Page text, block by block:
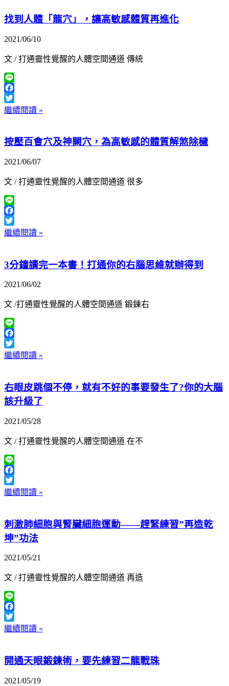
找到人體「龍穴」，讓高敏感體質再進化
2021/06/10
文 / 打通靈性覺醒的人體空間通道 傳統
Line
Facebook
Twitter
繼續閱讀 »
按壓百會穴及神闕穴，為高敏感的體質解煞除穢
2021/06/07
文 / 打通靈性覺醒的人體空間通道 很多
Line
Facebook
Twitter
繼續閱讀 »
3分鐘讀完一本書！打通你的右腦思維就辦得到
2021/06/02
文 /打通靈性覺醒的人體空間通道 鍛鍊右
Line
Facebook
Twitter
繼續閱讀 »
右眼皮跳個不停，就有不好的事要發生了?你的大腦
該升級了
2021/05/28
文 / 打通靈性覺醒的人體空間通道 在不
Line
Facebook
Twitter
繼續閱讀 »
刺激肺細胞與腎臟細胞運動——趕緊練習”再造乾
坤”功法
2021/05/21
文 / 打通靈性覺醒的人體空間通道 再造
Line
Facebook
Twitter
繼續閱讀 »
開通天眼鍛鍊術，要先練習二龍戰珠
2021/05/19